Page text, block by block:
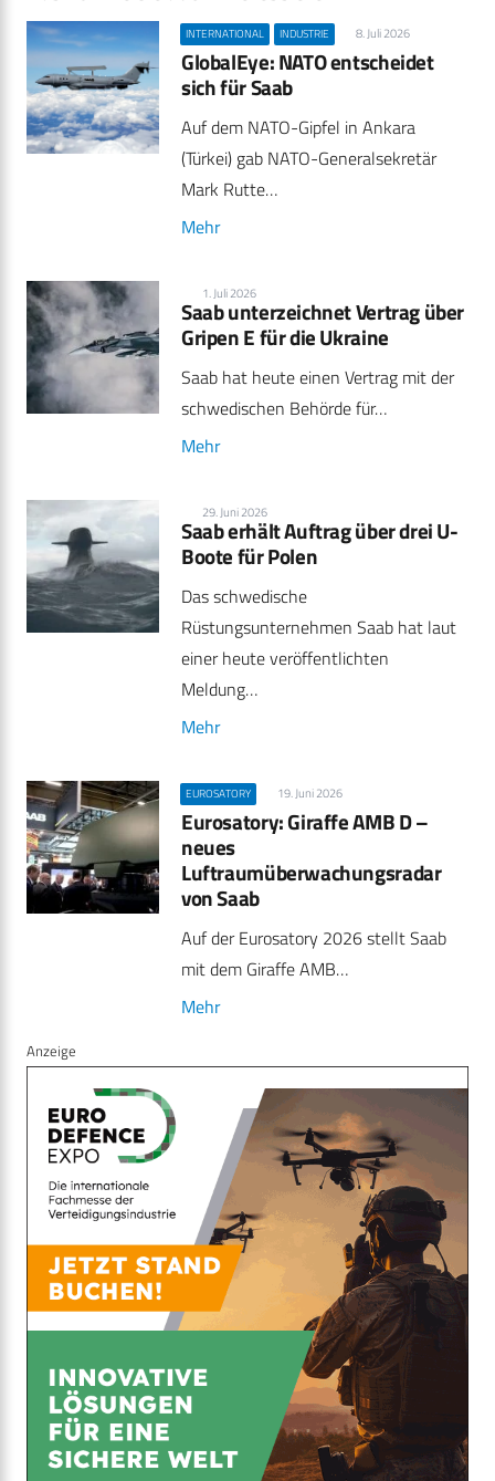
INTERNATIONAL INDUSTRIE 8. Juli 2026
GlobalEye: NATO entscheidet
sich für Saab
Auf dem NATO-Gipfel in Ankara
(Türkei) gab NATO-Generalsekretär
Mark Rutte…
Mehr
1. Juli 2026
Saab unterzeichnet Vertrag über
Gripen E für die Ukraine
Saab hat heute einen Vertrag mit der
schwedischen Behörde für…
Mehr
29. Juni 2026
Saab erhält Auftrag über drei U-
Boote für Polen
Das schwedische
Rüstungsunternehmen Saab hat laut
einer heute veröffentlichten
Meldung…
Mehr
EUROSATORY 19. Juni 2026
Eurosatory: Giraffe AMB D –
neues
Luftraumüberwachungsradar
von Saab
Auf der Eurosatory 2026 stellt Saab
mit dem Giraffe AMB…
Mehr
Anzeige